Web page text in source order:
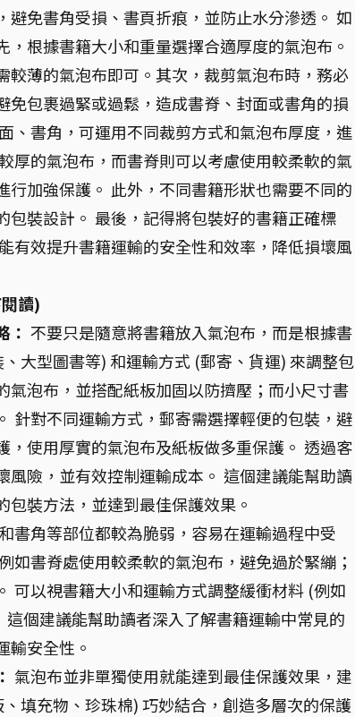
免書角受損、書頁折痕，並防止水分滲透。 如
根據書籍大小和重量選擇合適厚度的氣泡布。
薄的氣泡布即可。其次，裁剪氣泡布時，務必
包裹過緊或過鬆，造成書脊、封面或書角的損
、書角，可運用不同裁剪方式和氣泡布厚度，進
厚的氣泡布，而書脊則可以考慮使用較柔軟的氣
加強保護。 此外，不同書籍形狀也需要不同的
裝設計。 最後，記得將包裝好的書籍正確標
有效提升書籍運輸的安全性和效率，降低損壞風
讀)
： 不要只是隨意將書籍放入氣泡布，而是根據書
大型圖書等) 和運輸方式 (郵寄、貨運) 來調整包
泡布，並搭配紙板加固以防擠壓；而小尺寸書
針對不同運輸方式，郵寄需選擇輕便的包裝，避
使用厚實的氣泡布及紙板做多重保護。 透過客
險，並有效控制運輸成本。 這個建議能幫助讀
裝方法，並達到最佳保護效果。
書角等部位都較為脆弱，容易在運輸過程中受
書脊處使用較柔軟的氣泡布，避免過於緊繃；
可以視書籍大小和運輸方式調整緩衝材料 (例如
個建議能幫助讀者深入了解書籍運輸中常見的
輸安全性。
氣泡布並非單獨使用就能達到最佳保護效果，建
填充物、珍珠棉) 巧妙結合，創造多層次的保護